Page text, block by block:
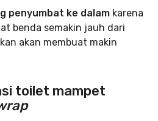
penyumbat ke dalam karena
benda semakin jauh dari
akan membuat makin
toilet mampet